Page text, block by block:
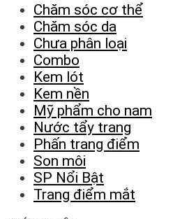
Chăm sóc cơ thể
Chăm sóc da
Chưa phân loại
Combo
Kem lót
Kem nền
Mỹ phẩm cho nam
Nước tẩy trang
Phấn trang điểm
Son môi
SP Nổi Bật
Trang điểm mắt